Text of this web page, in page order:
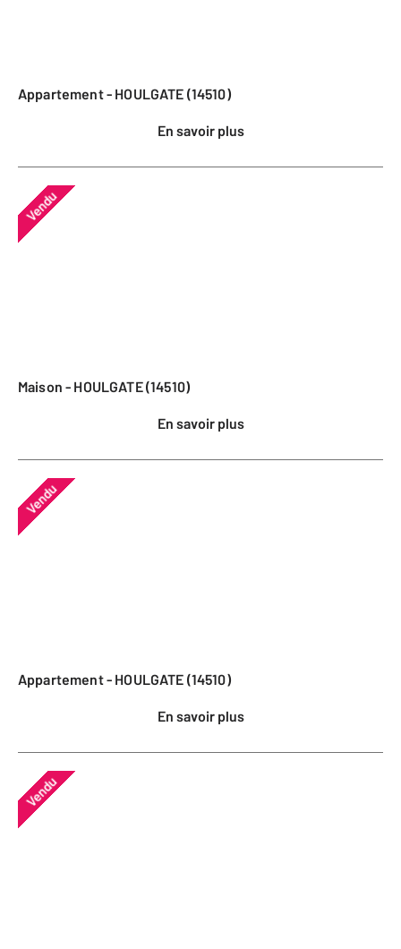
Appartement - HOULGATE (14510)
En savoir plus
Vendu
Maison - HOULGATE (14510)
En savoir plus
Vendu
Appartement - HOULGATE (14510)
En savoir plus
Vendu